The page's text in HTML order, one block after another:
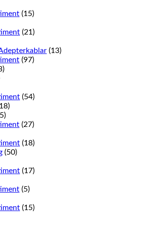
(15)
(21)
(13)
(97)
(54)
(27)
(18)
(50)
(17)
(5)
(15)